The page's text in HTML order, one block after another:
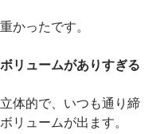
かったです。
リュームがありすぎる
体的で、いつも通り締
リュームが出ます。